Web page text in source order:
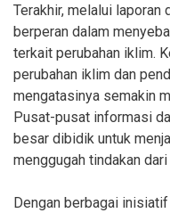
Terakhir, melalui laporan
berperan dalam
terkait perubahan iklim.
perubahan iklim dan
mengatasinya semakin
Pusat-pusat informasi
besar dibidik untuk
menggugah tindakan
Dengan berbagai